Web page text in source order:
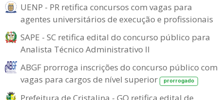
UENP - PR retifica concursos com vagas para
agentes universitários de execução e profissionais
SAPE - SC retifica edital do concurso público para
Analista Técnico Administrativo II
ABGF prorroga inscrições do concurso público com
vagas para cargos de nível superior
prorrogado
Prefeitura de Cristalina - GO retifica edital de